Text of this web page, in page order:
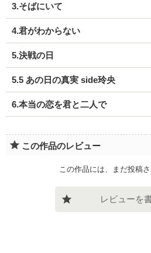
3.そばにいて
4.君がわからない
5.決戦の日
5.5 あの日の真実 side玲央
6.本当の恋を君と二人で
この作品のレビュー
この作品には、まだ投稿さ
レビューを